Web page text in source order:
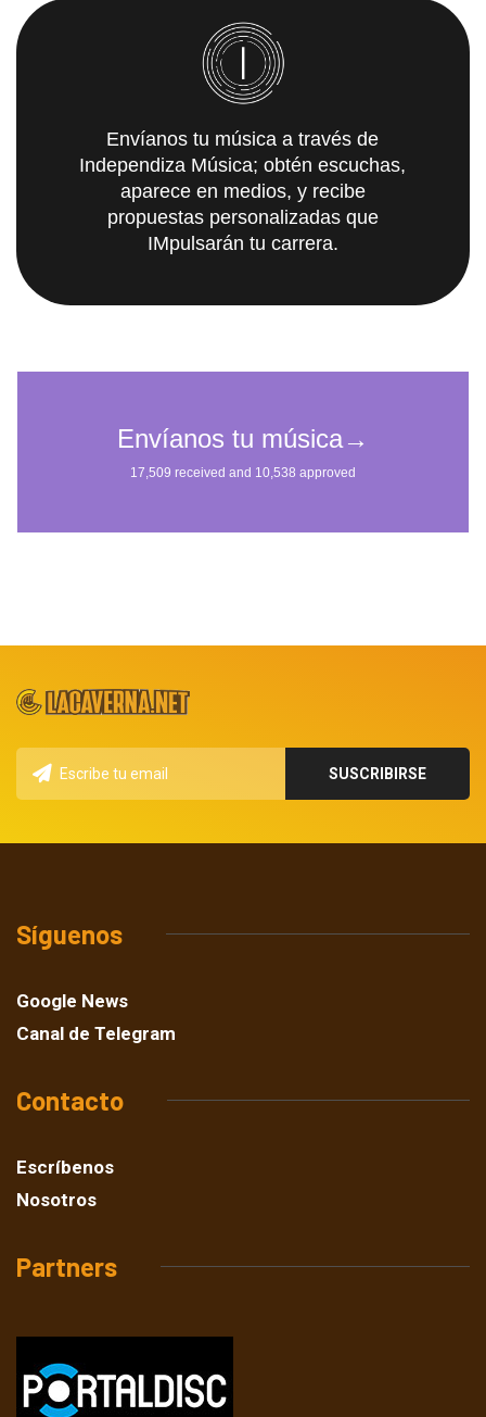
Envíanos tu música a través de
Independiza Música; obtén escuchas,
aparece en medios, y recibe
propuestas personalizadas que
IMpulsarán tu carrera.
Síguenos
Google News
Canal de Telegram
Contacto
Escríbenos
Nosotros
Partners